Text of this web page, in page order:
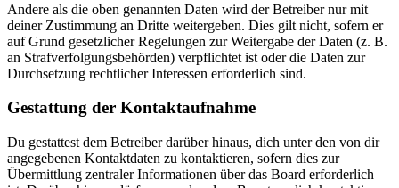
Andere als die oben genannten Daten wird der Betreiber nur mit
deiner Zustimmung an Dritte weitergeben. Dies gilt nicht, sofern er
auf Grund gesetzlicher Regelungen zur Weitergabe der Daten (z. B.
an Strafverfolgungsbehörden) verpflichtet ist oder die Daten zur
Durchsetzung rechtlicher Interessen erforderlich sind.
Gestattung der Kontaktaufnahme
Du gestattest dem Betreiber darüber hinaus, dich unter den von dir
angegebenen Kontaktdaten zu kontaktieren, sofern dies zur
Übermittlung zentraler Informationen über das Board erforderlich